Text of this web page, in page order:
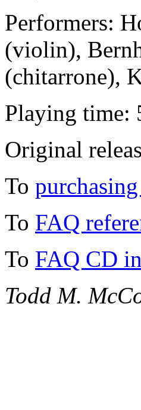
Performers:
(violin),
(chitarrone),
Playing time:
Original
To
To FAQ
To FAQ CD
Todd M.